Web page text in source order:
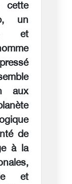
cette
un
et
aux
de
à la
et